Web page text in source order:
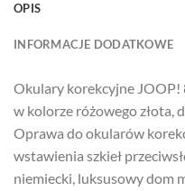
OPIS
INFORMACJE DODATKOWE
Okulary korekcyjne
w kolorze różowego złota,
Oprawa do okularów
wstawienia szkieł
niemiecki, luksusowy dom